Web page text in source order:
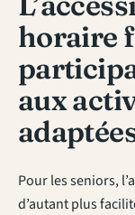
horaire
aux
Pour les seniors,
d’autant plus